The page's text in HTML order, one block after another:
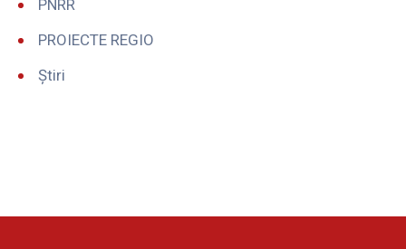
PNRR
PROIECTE REGIO
Știri